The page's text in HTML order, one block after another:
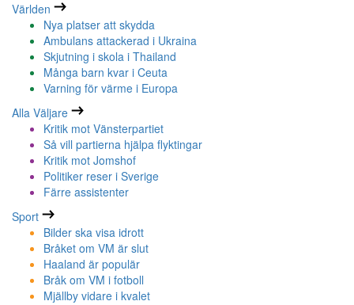
Världen
Nya platser att skydda
Ambulans attackerad i Ukraina
Skjutning i skola i Thailand
Många barn kvar i Ceuta
Varning för värme i Europa
Alla Väljare
Kritik mot Vänsterpartiet
Så vill partierna hjälpa flyktingar
Kritik mot Jomshof
Politiker reser i Sverige
Färre assistenter
Sport
Bilder ska visa idrott
Bråket om VM är slut
Haaland är populär
Bråk om VM i fotboll
Mjällby vidare i kvalet